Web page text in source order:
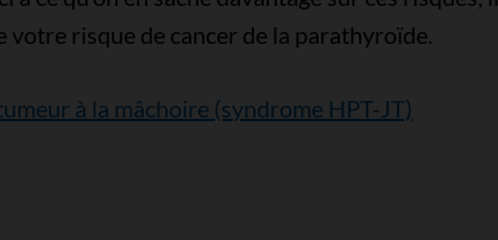
votre risque de cancer de la parathyroïde.
à la mâchoire (syndrome HPT-JT)